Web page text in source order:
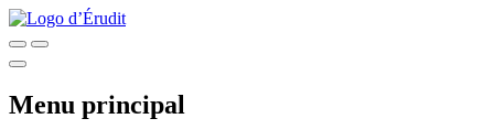
Menu principal